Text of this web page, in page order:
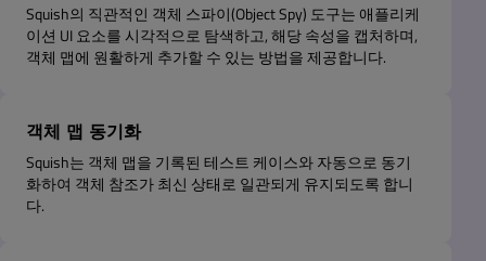
Squish의 직관적인 객체 스파이(Object Spy) 도구는 애플리케
이션 UI 요소를 시각적으로 탐색하고, 해당 속성을 캡처하며,
객체 맵에 원활하게 추가할 수 있는 방법을 제공합니다.
객체 맵 동기화
Squish는 객체 맵을 기록된 테스트 케이스와 자동으로 동기
화하여 객체 참조가 최신 상태로 일관되게 유지되도록 합니
다.